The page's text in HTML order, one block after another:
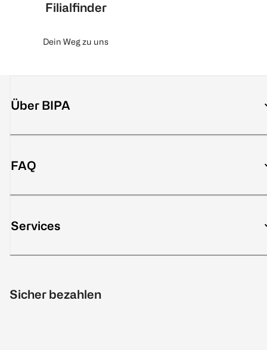
Filialfinder
Dein Weg zu uns
Über BIPA
FAQ
Services
Sicher bezahlen